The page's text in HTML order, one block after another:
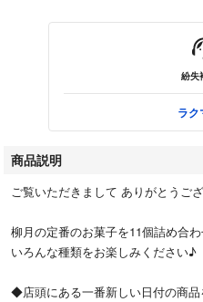
紛失
ラク
商品説明
ご覧いただきまして ありがとうござ
柳月の定番のお菓子を11個詰め合わ
いろんな種類をお楽しみください♪
◆店頭にある一番新しい日付の商品